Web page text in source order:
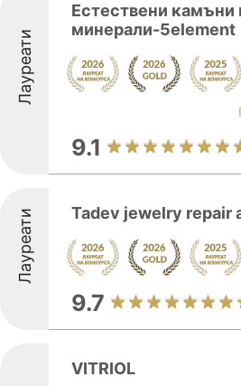
Лауреати
Естествени камъни
минерали-5element
9.1
Лауреати Tadev jewelry repair
9.7
VITRIOL